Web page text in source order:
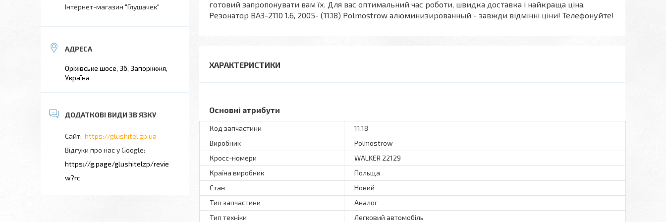
готовий запропонувати вам їх. Для вас оптимальний час роботи, швидка доставка і найкраща ціна.
Резонатор ВАЗ-2110 1.6, 2005- (11.18) Polmostrow алюминизированный - завжди відмінні ціни! Телефонуйте!
ХАРАКТЕРИСТИКИ
Основні атрибути
Код запчастини
11.18
Виробник
Polmostrow
Кросс-номери
WALKER 22129
Країна виробник
Польща
Стан
Новий
Тип запчастини
Аналог
Тип техніки
Легковий автомобіль
Інтернет-магазин "Глушачек"
Оріхівське шосе, 36, Запоріжжя,
Україна
https://glushitel.zp.ua
Відгуки про нас у Google
https://g.page/glushitelzp/revie
w?rc